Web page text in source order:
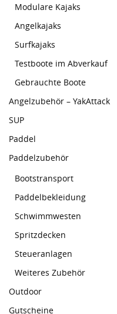
Modulare Kajaks
Angelkajaks
Surfkajaks
Testboote im Abverkauf
Gebrauchte Boote
Angelzubehör – YakAttack
SUP
Paddel
Paddelzubehör
Bootstransport
Paddelbekleidung
Schwimmwesten
Spritzdecken
Steueranlagen
Weiteres Zubehör
Outdoor
Gutscheine